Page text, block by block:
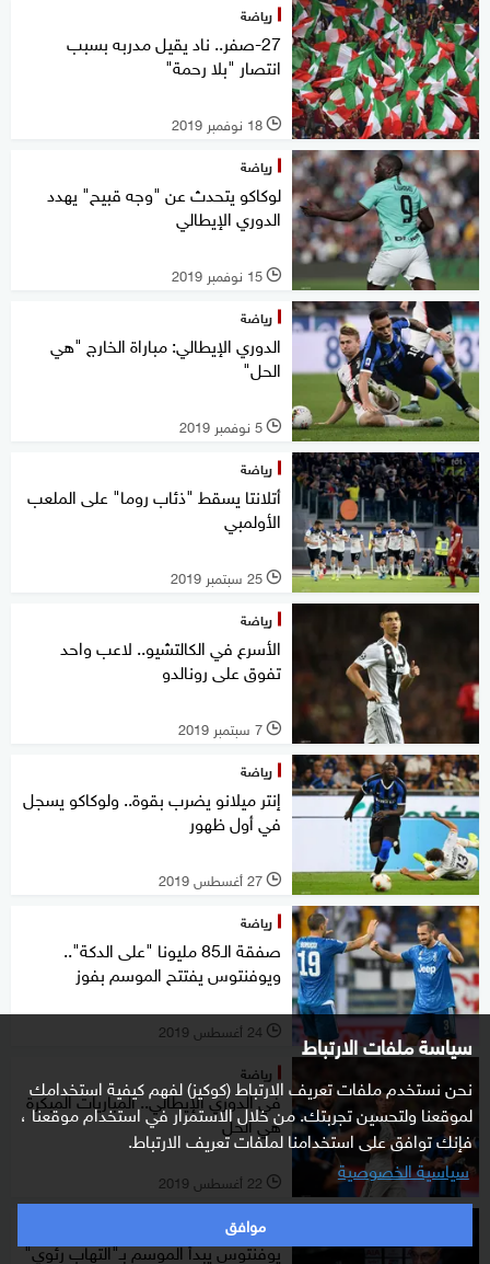
سياسة ملفات الارتباط
نحن نستخدم ملفات تعريف الارتباط (كوكيز) لفهم كيفية استخدامك
لموقعنا ولتحسين تجربتك. من خلال الاستمرار في استخدام موقعنا ،
فإنك توافق على استخدامنا لملفات تعريف الارتباط.
سياسية الخصوصية
موافق
رياضة
27-صفر.. ناد يقيل مدربه بسبب
انتصار "بلا رحمة"
l 18 نوفمبر 2019
رياضة
لوكاكو يتحدث عن "وجه قبيح" يهدد
الدوري الإيطالي
l 15 نوفمبر 2019
رياضة
الدوري الإيطالي: مباراة الخارج "هي
الحل"
l 5 نوفمبر 2019
رياضة
أتلانتا يسقط "ذئاب روما" على الملعب
الأولمبي
l 25 سبتمبر 2019
رياضة
الأسرع في الكالتشيو.. لاعب واحد
تفوق على رونالدو
l 7 سبتمبر 2019
رياضة
إنتر ميلانو يضرب بقوة.. ولوكاكو يسجل
في أول ظهور
l 27 أغسطس 2019
رياضة
صفقة الـ85 مليونا "على الدكة"..
ويوفنتوس يفتتح الموسم بفوز
l 24 أغسطس 2019
رياضة
في الدوري الإيطالي.. المباريات المبكرة
هي الحل
l 22 أغسطس 2019
رياضة
يوفنتوس يبدأ الموسم بـ"التهاب رئوي"